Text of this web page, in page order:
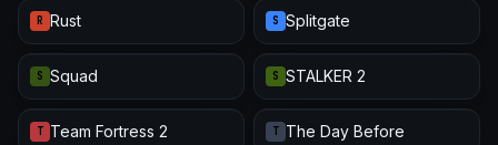
R Rust S Splitgate
S Squad S STALKER 2
T Team Fortress 2 T The Day Before